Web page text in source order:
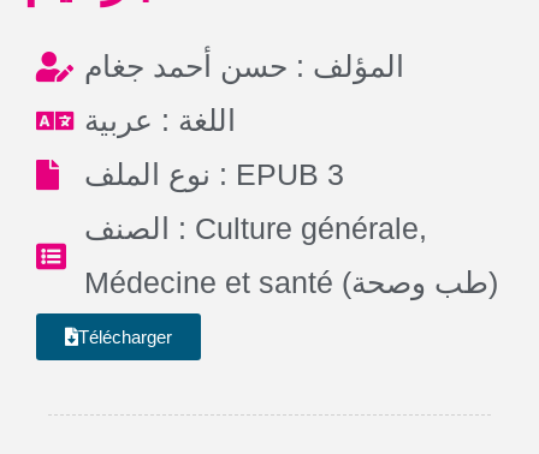
المؤلف : حسن أحمد جغام
اللغة : عربية
نوع الملف : EPUB 3
الصنف : Culture générale,
Médecine et santé (طب وصحة)
Télécharger